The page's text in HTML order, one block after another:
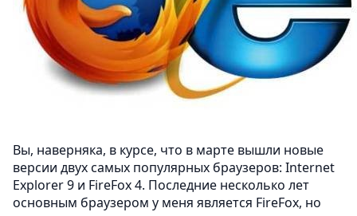
Вы, наверняка, в курсе, что в марте вышли новые
версии двух самых популярных браузеров: Internet
Explorer 9 и FireFox 4. Последние несколько лет
основным браузером у меня является FireFox, но